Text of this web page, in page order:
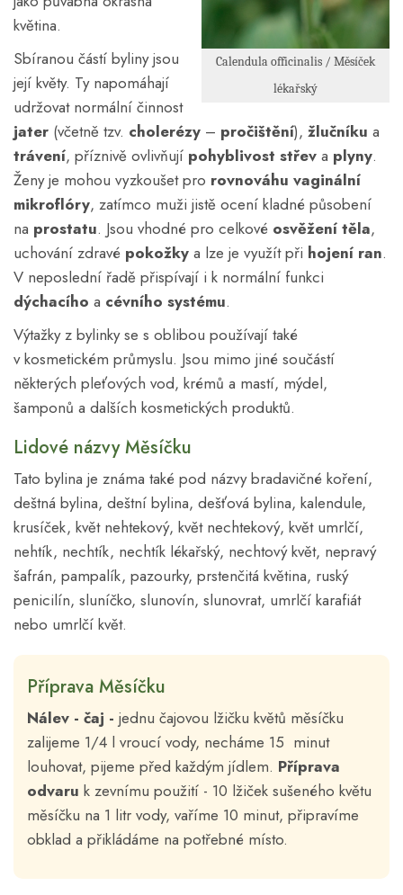
Calendula officinalis / Měsíček
lékařský
květina.
Sbíranou částí byliny jsou
její květy. Ty napomáhají
udržovat normální činnost
jater (včetně tzv. cholerézy – pročištění), žlučníku a
trávení, příznivě ovlivňují pohyblivost střev a plyny.
Ženy je mohou vyzkoušet pro rovnováhu vaginální
mikroflóry, zatímco muži jistě ocení kladné působení
na prostatu. Jsou vhodné pro celkové osvěžení těla,
uchování zdravé pokožky a lze je využít při hojení ran.
V neposlední řadě přispívají i k normální funkci
dýchacího a cévního systému.
Výtažky z bylinky se s oblibou používají také
v kosmetickém průmyslu. Jsou mimo jiné součástí
některých pleťových vod, krémů a mastí, mýdel,
šamponů a dalších kosmetických produktů.
Lidové názvy Měsíčku
Tato bylina je známa také pod názvy bradavičné koření,
deštná bylina, deštní bylina, dešťová bylina, kalendule,
krusíček, květ nehtekový, květ nechtekový, květ umrlčí,
nehtík, nechtík, nechtík lékařský, nechtový květ, nepravý
šafrán, pampalík, pazourky, prstenčitá květina, ruský
penicilín, sluníčko, slunovín, slunovrat, umrlčí karafiát
nebo umrlčí květ.
Příprava Měsíčku
Nálev - čaj - jednu čajovou lžičku květů měsíčku
zalijeme 1/4 l vroucí vody, necháme 15 minut
louhovat, pijeme před každým jídlem. Příprava
odvaru k zevnímu použití - 10 lžiček sušeného květu
měsíčku na 1 litr vody, vaříme 10 minut, připravíme
obklad a přikládáme na potřebné místo.